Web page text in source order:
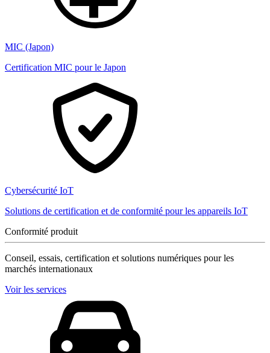
MIC (Japon)
Certification MIC pour le Japon
Cybersécurité IoT
Solutions de certification et de conformité pour les appareils IoT
Conformité produit
Conseil, essais, certification et solutions numériques pour les
marchés internationaux
Voir les services